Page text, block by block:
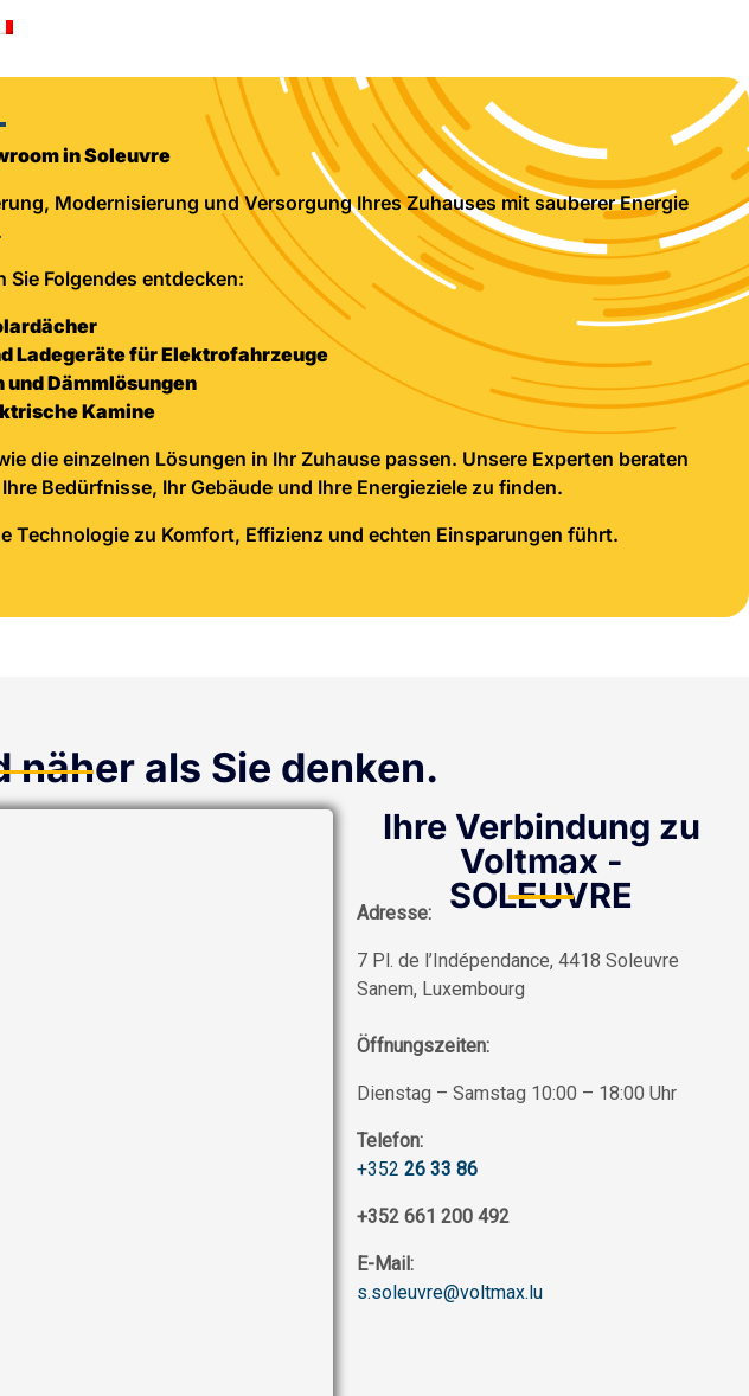
in Soleuvre
Modernisierung und Versorgung Ihres Zuhauses mit sauberer Energie
Folgendes entdecken:
Ladegeräte für Elektrofahrzeuge
Dämmlösungen
Kamine
die einzelnen Lösungen in Ihr Zuhause passen. Unsere Experten beraten
Bedürfnisse, Ihr Gebäude und Ihre Energieziele zu finden.
Technologie zu Komfort, Effizienz und echten Einsparungen führt.
näher als Sie denken.
Ihre Verbindung zu
Voltmax -
SOLEUVRE
Adresse:
7 Pl. de l’Indépendance, 4418 Soleuvre
Sanem, Luxembourg
Öffnungszeiten:
Dienstag – Samstag 10:00 – 18:00 Uhr
Telefon:
+352 26 33 86
+352 661 200 492
E-Mail:
s.soleuvre@voltmax.lu